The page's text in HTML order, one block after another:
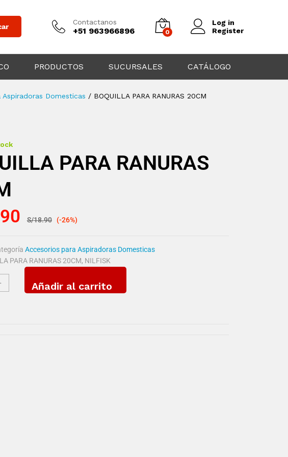
Contactanos
+51 963966896 0
Log in
Register
PRODUCTOS SUCURSALES CATÁLOGO
Aspiradoras Domesticas / BOQUILLA PARA RANURAS 20CM
PARA RANURAS
S/18.90 (-26%)
Accesorios para Aspiradoras Domesticas
PARA RANURAS 20CM, NILFISK
Añadir al carrito